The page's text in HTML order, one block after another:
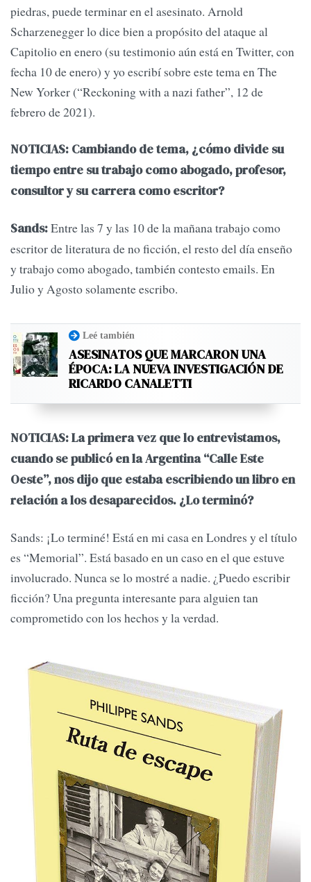
piedras, puede terminar en el asesinato. Arnold
Scharzenegger lo dice bien a propósito del ataque al
Capitolio en enero (su testimonio aún está en Twitter, con
fecha 10 de enero) y yo escribí sobre este tema en The
New Yorker (“Reckoning with a nazi father”, 12 de
febrero de 2021).
NOTICIAS: Cambiando de tema, ¿cómo divide su
tiempo entre su trabajo como abogado, profesor,
consultor y su carrera como escritor?
Sands:Entre las 7 y las 10 de la mañana trabajo como
escritor de literatura de no ficción, el resto del día enseño
y trabajo como abogado, también contesto emails. En
Julio y Agosto solamente escribo.
Leé también
ASESINATOS QUE MARCARON UNA
ÉPOCA: LA NUEVA INVESTIGACIÓN DE
RICARDO CANALETTI
NOTICIAS: La primera vez que lo entrevistamos,
cuando se publicó en la Argentina “Calle Este
Oeste”, nos dijo que estaba escribiendo un libro en
relación a los desaparecidos. ¿Lo terminó?
Sands: ¡Lo terminé! Está en mi casa en Londres y el título
es “Memorial”. Está basado en un caso en el que estuve
involucrado. Nunca se lo mostré a nadie. ¿Puedo escribir
ficción? Una pregunta interesante para alguien tan
comprometido con los hechos y la verdad.